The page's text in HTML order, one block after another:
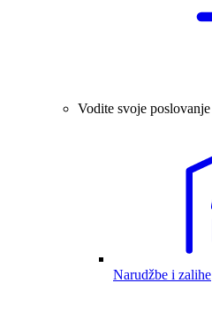
Vodite svoje poslovanje
Narudžbe i zalihe